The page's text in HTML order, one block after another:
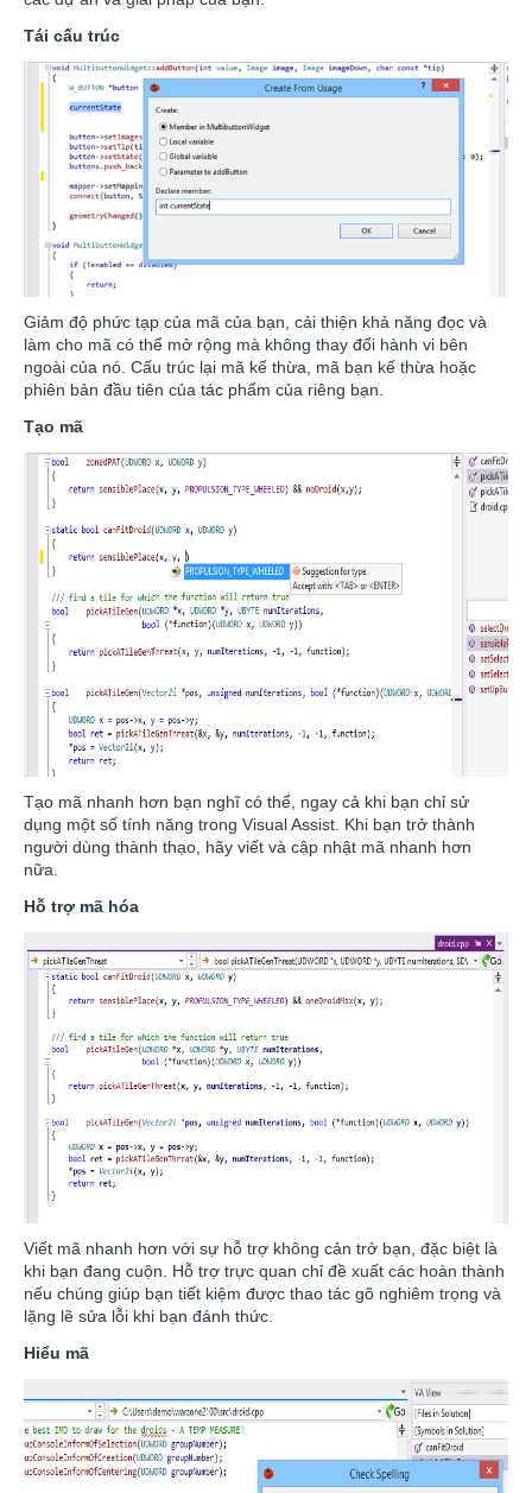
Tái cấu trúc
Giảm độ phức tạp của mã của bạn, cải thiện khả năng đọc và
làm cho mã có thể mở rộng mà không thay đổi hành vi bên
ngoài của nó. Cấu trúc lại mã kế thừa, mã bạn kế thừa hoặc
phiên bản đầu tiên của tác phẩm của riêng bạn.
Tạo mã
Tạo mã nhanh hơn bạn nghĩ có thể, ngay cả khi bạn chỉ sử
dụng một số tính năng trong Visual Assist. Khi bạn trở thành
người dùng thành thạo, hãy viết và cập nhật mã nhanh hơn
nữa.
Hỗ trợ mã hóa
Viết mã nhanh hơn với sự hỗ trợ không cản trở bạn, đặc biệt là
khi bạn đang cuộn. Hỗ trợ trực quan chỉ đề xuất các hoàn thành
nếu chúng giúp bạn tiết kiệm được thao tác gõ nghiêm trọng và
lặng lẽ sửa lỗi khi bạn đánh thức.
Hiểu mã